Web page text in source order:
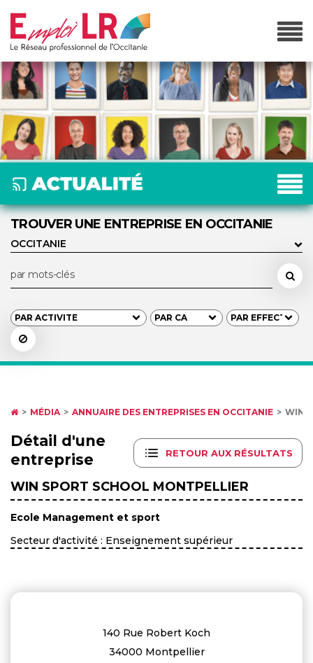
TROUVER UNE ENTREPRISE EN OCCITANIE
MÉDIA ANNUAIRE DES ENTREPRISES EN OCCITANIE WIN
RETOUR AUX RÉSULTATS
Détail d'une
entreprise
WIN SPORT SCHOOL MONTPELLIER
Ecole Management et sport
Secteur d'activité : Enseignement supérieur
140 Rue Robert Koch
34000 Montpellier